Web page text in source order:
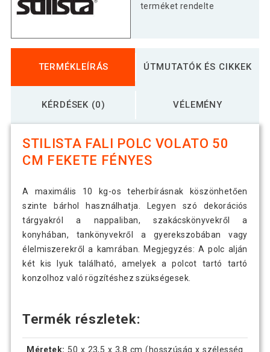
fényes
STILISTA Fali polc Volato 60 cm fényes
fekete
terméket rendelte
TERMÉKLEÍRÁS ÚTMUTATÓK ÉS CIKKEK
KÉRDÉSEK (0) VÉLEMÉNY
STILISTA FALI POLC VOLATO 50
CM FEKETE FÉNYES
A maximális 10 kg-os teherbírásnak köszönhetően
szinte bárhol használhatja. Legyen szó dekorációs
tárgyakról a nappaliban, szakácskönyvekről a
konyhában, tankönyvekről a gyerekszobában vagy
élelmiszerekről a kamrában. Megjegyzés: A polc alján
két kis lyuk található, amelyek a polcot tartó tartó
konzolhoz való rögzítéshez szükségesek.
Termék részletek:
Méretek: 50 x 23,5 x 3,8 cm (hosszúság x szélesség